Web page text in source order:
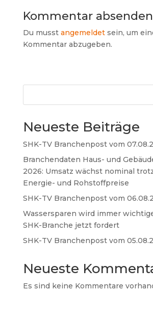
Kommentar absenden
Du musst angemeldetsein, um
Kommentar abzugeben.
Neueste Beiträge
SHK-TV Branchenpost vom
Branchendaten Haus- und
2026: Umsatz wächst nominal
Energie- und Rohstoffpreise
SHK-TV Branchenpost vom
Wassersparen wird immer
SHK-Branche jetzt fordert
SHK-TV Branchenpost vom
Neueste
Es sind keine Kommentare